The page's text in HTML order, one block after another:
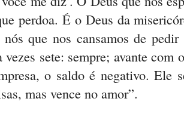
perdoa. É o Deus da
nós que nos cansamos de
vezes sete: sempre; avante
o saldo é negativo. Ele
mas vence no amor”.